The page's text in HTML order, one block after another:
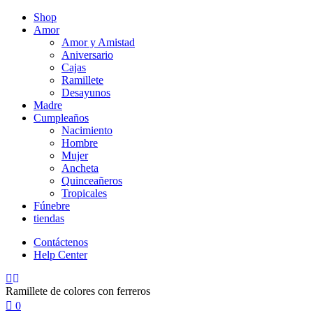
Shop
Amor
Amor y Amistad
Aniversario
Cajas
Ramillete
Desayunos
Madre
Cumpleaños
Nacimiento
Hombre
Mujer
Ancheta
Quinceañeros
Tropicales
Fúnebre
tiendas
Contáctenos
Help Center
Ramillete de colores con ferreros
0